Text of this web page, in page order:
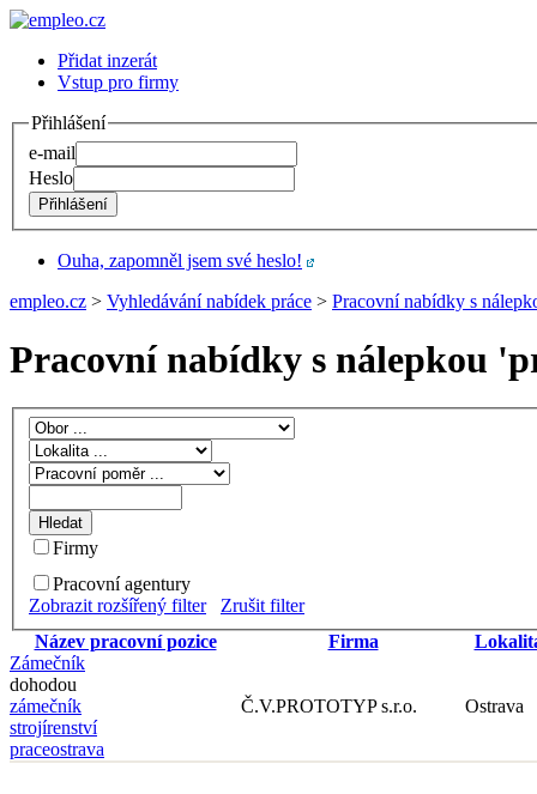
Přidat inzerát
Vstup pro firmy
Přihlášení
e-mail
Heslo
Ouha, zapomněl jsem své heslo!
empleo.cz > Vyhledávání nabídek práce > Pracovní nabídky s
Pracovní nabídky s nálepkou '
Firmy
Pracovní agentury
Zobrazit rozšířený filter
Zrušit filter
Název pracovní pozice
Firma
Zámečník
dohodou
zámečník
strojírenství
praceostrava
Č.V.PROTOTYP s.r.o. Ostrava